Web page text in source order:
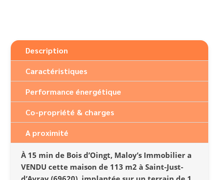
Description
Caractéristiques
Performance énergétique
Co-propriété & charges
A proximité
À 15 min de Bois d’Oingt, Maloy’s Immobilier a
VENDU cette maison de 113 m2 à Saint-Just-